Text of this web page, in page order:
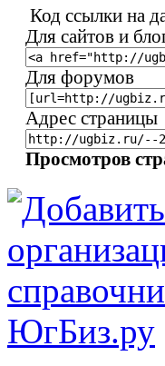
Код ссылки на
Для сайтов и
Для форумов
Адрес страницы
Просмотров